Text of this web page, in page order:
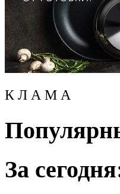
К Л А М А
За